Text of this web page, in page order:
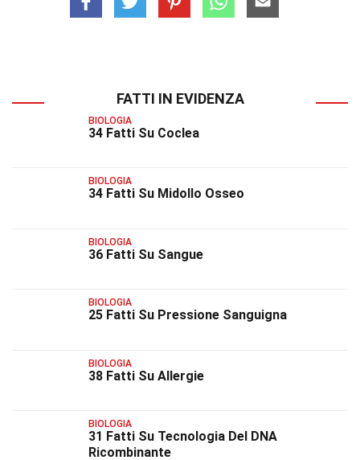
FATTI IN EVIDENZA
BIOLOGIA
34 Fatti Su Coclea
BIOLOGIA
34 Fatti Su Midollo Osseo
BIOLOGIA
36 Fatti Su Sangue
BIOLOGIA
25 Fatti Su Pressione Sanguigna
BIOLOGIA
38 Fatti Su Allergie
BIOLOGIA
31 Fatti Su Tecnologia Del DNA
Ricombinante